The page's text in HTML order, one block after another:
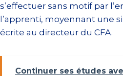
s’effectuer sans motif par
l’apprenti, moyennant une
écrite au directeur du CFA.
Continuer ses études